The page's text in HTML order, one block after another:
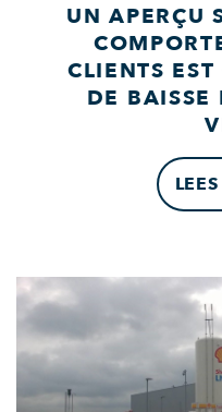
UN APERÇU
CLIENTS
DE BAISSE